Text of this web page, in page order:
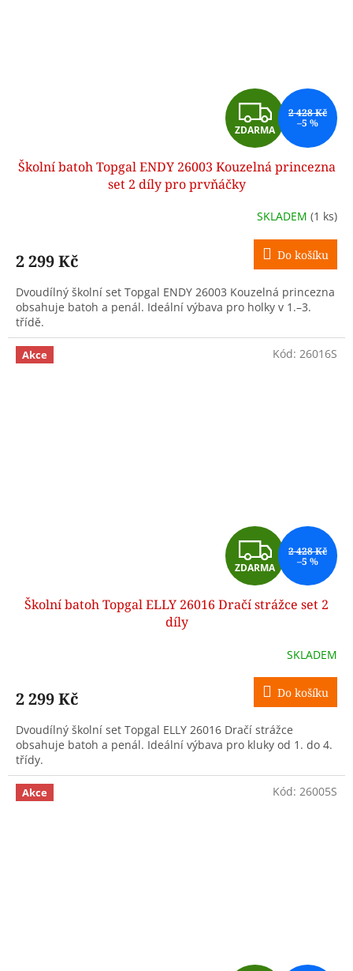
Z
D
A
R
M
A
ZDARMA
2 428 Kč
–5 %
Školní batoh Topgal ENDY 26003 Kouzelná princezna
set 2 díly pro prvňáčky
SKLADEM (1 ks)
2 299 Kč Do košíku
Dvoudílný školní set Topgal ENDY 26003 Kouzelná princezna
obsahuje batoh a penál. Ideální výbava pro holky v 1.–3.
třídě.
Akce
Z
D
A
R
M
A
ZDARMA
2 428 Kč
–5 %
Školní batoh Topgal ELLY 26016 Dračí strážce set 2
díly
SKLADEM
2 299 Kč Do košíku
Dvoudílný školní set Topgal ELLY 26016 Dračí strážce
obsahuje batoh a penál. Ideální výbava pro kluky od 1. do 4.
třídy.
Kód: 26016S
Akce Kód: 26005S